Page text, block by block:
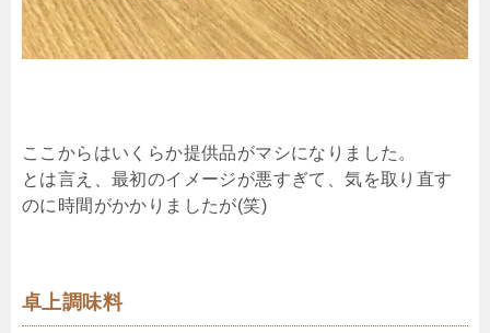
ここからはいくらか提供品がマシになりました。
とは言え、最初のイメージが悪すぎて、気を取り直す
のに時間がかかりましたが(笑)
卓上調味料